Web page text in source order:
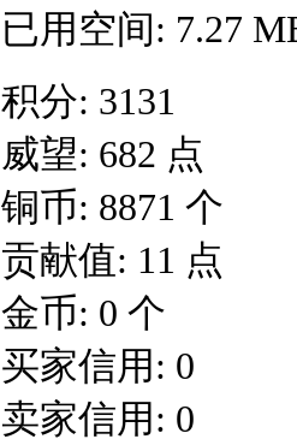
已用空间: 7.27
积分: 3131
威望: 682 点
铜币: 8871 个
贡献值: 11 点
金币: 0 个
买家信用: 0
卖家信用: 0